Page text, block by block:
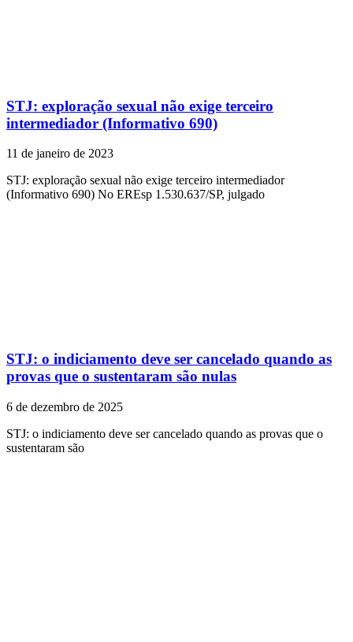
STJ: exploração sexual não exige terceiro
intermediador (Informativo 690)
11 de janeiro de 2023
STJ: exploração sexual não exige terceiro intermediador
(Informativo 690) No EREsp 1.530.637/SP, julgado
STJ: o indiciamento deve ser cancelado quando as
provas que o sustentaram são nulas
6 de dezembro de 2025
STJ: o indiciamento deve ser cancelado quando as provas que o
sustentaram são